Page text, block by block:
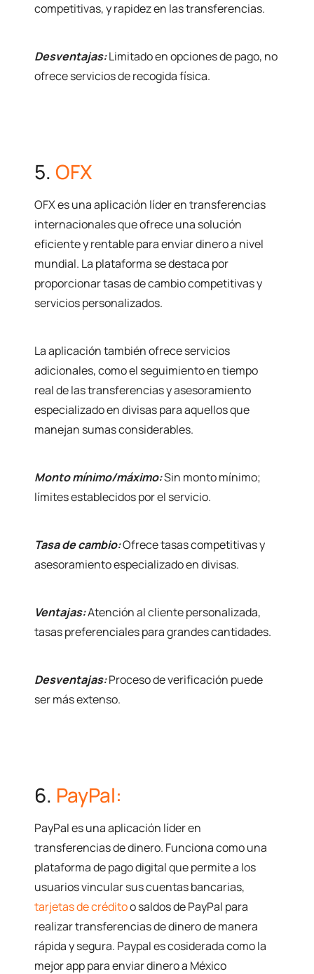
competitivas, y rapidez en las transferencias.
Desventajas:Limitado en opciones de pago, no
ofrece servicios de recogida física.
5.OFX
OFX es una aplicación líder en transferencias
internacionales que ofrece una solución
eficiente y rentable para enviar dinero a nivel
mundial. La plataforma se destaca por
proporcionar tasas de cambio competitivas y
servicios personalizados.
La aplicación también ofrece servicios
adicionales, como el seguimiento en tiempo
real de las transferencias y asesoramiento
especializado en divisas para aquellos que
manejan sumas considerables.
Monto mínimo/máximo:Sin monto mínimo;
límites establecidos por el servicio.
Tasa de cambio:Ofrece tasas competitivas y
asesoramiento especializado en divisas.
Ventajas:Atención al cliente personalizada,
tasas preferenciales para grandes cantidades.
Desventajas:Proceso de verificación puede
ser más extenso.
6. PayPal:
PayPal es una aplicación líder en
transferencias de dinero. Funciona como una
plataforma de pago digital que permite a los
usuarios vincular sus cuentas bancarias,
tarjetas de créditoo saldos de PayPal para
realizar transferencias de dinero de manera
rápida y segura. Paypal es cosiderada como la
mejor app para enviar dinero a México